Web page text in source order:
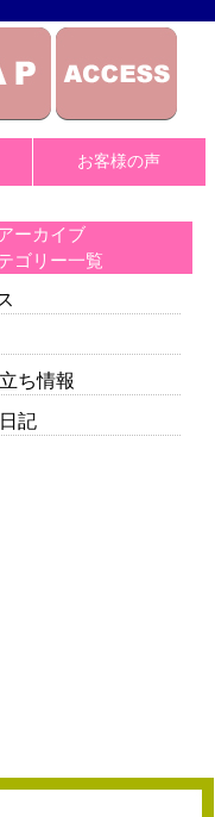
お客様の声
ーカイブ
ゴリー一覧
ち情報
記